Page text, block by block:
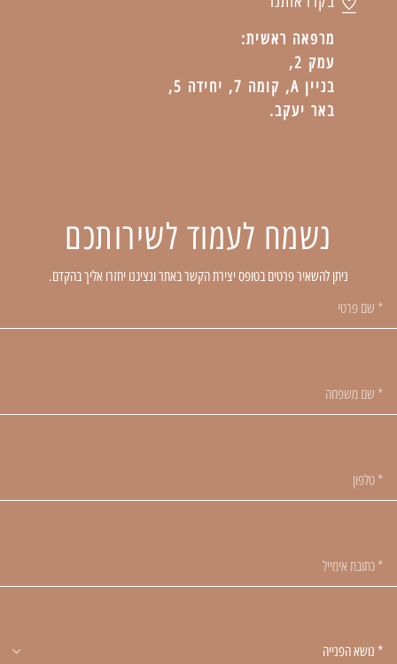
מרפאה ראשית:
עמק 2,
בניין A, קומה 7, יחידה 5,
באר יעקב.
נשמח לעמוד לשירותכם
ניתן להשאיר פרטים בטופס יצירת הקשר באתר ונציגנו יחזרו אליך בהקדם.